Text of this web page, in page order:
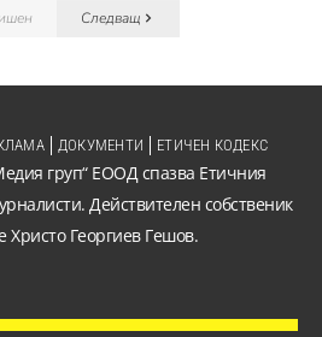
Следващ
груп“ ЕООД спазва Етичния
Действителен собственик
Христо Георгиев Гешов.
ДОКУМЕНТИ ЕТИЧЕН КОДЕКС